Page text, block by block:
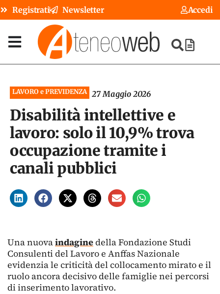
Registrati Newsletter Accedi
LAVORO e PREVIDENZA 27 Maggio 2026
Disabilità intellettive e
lavoro: solo il 10,9% trova
occupazione tramite i
canali pubblici
Una nuovaindaginedella Fondazione Studi
Consulenti del Lavoro e Anffas Nazionale
evidenzia le criticità del collocamento mirato e il
ruolo ancora decisivo delle famiglie nei percorsi
di inserimento lavorativo.